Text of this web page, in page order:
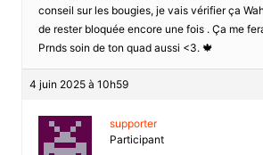
conseil sur les bougies, je vais vérifier ça
de rester bloquée encore une fois . Ça me
Prnds soin de ton quad aussi <3. 🍁
4 juin 2025 à 10h59
supporter
Participant